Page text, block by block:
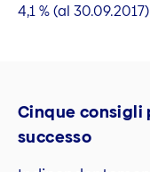
4,1 % (al 30.09.2017)
Cinque consigli
successo